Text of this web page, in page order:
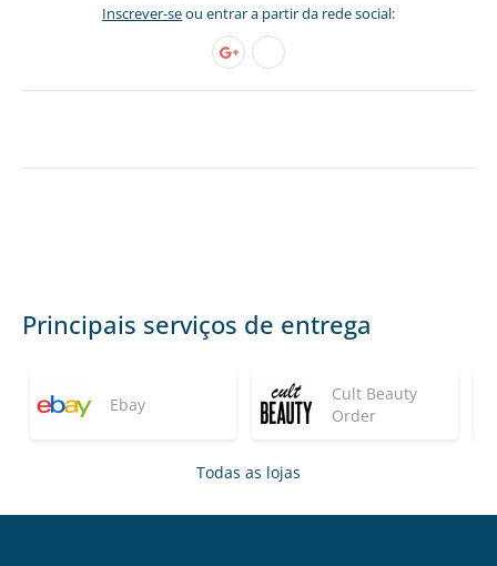
Inscrever-seou entrar a partir da rede social:
Principais serviços de entrega
Ebay
Cult Beauty
Order
Todas as lojas